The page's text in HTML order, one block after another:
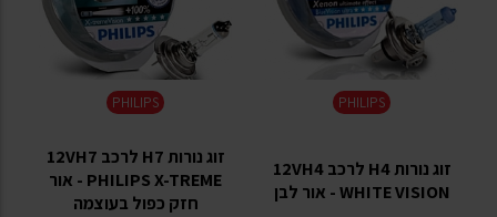
PHILIPS
זוג נורות H4 לרכב 12VH4
WHITE VISION - אור לבן
PHILIPS
זוג נורות H7 לרכב 12VH7
PHILIPS X-TREME - אור
חזק כפול בעוצמה